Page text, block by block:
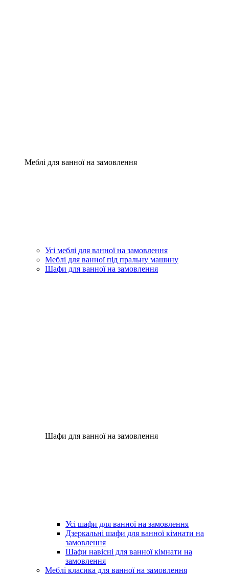
Меблі для ванної на замовлення
Усі меблі для ванної на замовлення
Меблі для ванної під пральну машину
Шафи для ванної на замовлення
Шафи для ванної на замовлення
Усі шафи для ванної на замовлення
Дзеркальні шафи для ванної кімнати на
замовлення
Шафи навісні для ванної кімнати на
замовлення
Меблі класика для ванної на замовлення